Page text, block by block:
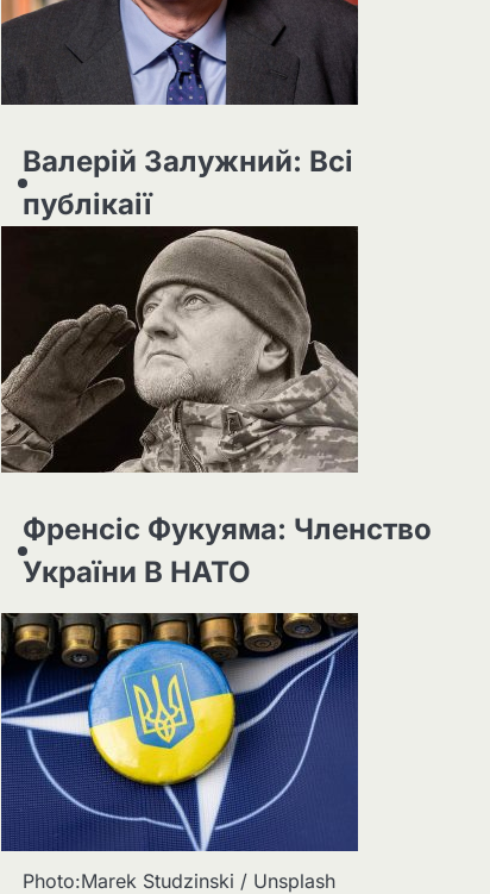
Валерій Залужний: Всі
публікаії
Френсіс Фукуяма: Членство
України В НАТО
Photo:Marek Studzinski / Unsplash